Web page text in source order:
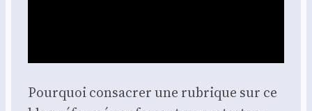
Pour­quoi consa­crer une rubrique sur ce